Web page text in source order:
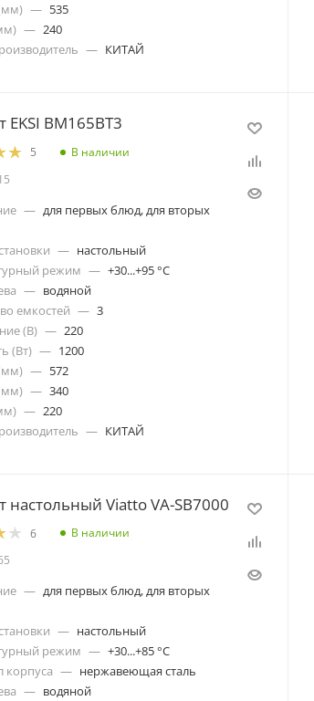
— 535
— 240
— КИТАЙ
BM165BT3
5
В наличии
— для первых блюд, для вторых
— настольный
режим — +30...+95 °C
— водяной
емкостей — 3
(В) — 220
(Вт) — 1200
— 572
— 340
— 220
— КИТАЙ
настольный Viatto VA-SB7000
6
В наличии
— для первых блюд, для вторых
— настольный
режим — +30...+85 °C
корпуса — нержавеющая сталь
— водяной